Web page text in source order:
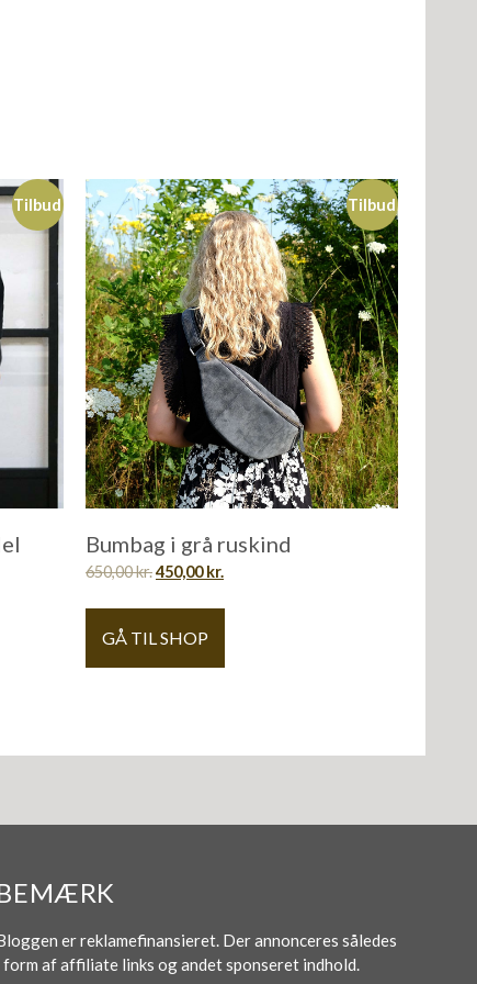
Tilbud Tilbud
Bumbag i grå ruskind
650,00kr.450,00kr.
GÅ TIL SHOP
er reklamefinansieret. Der annonceres således
form af affiliate links og andet sponseret indhold.